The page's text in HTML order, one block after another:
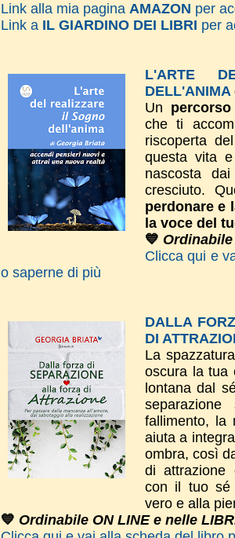
Link alla mia pagina AMAZON per
Link a IL GIARDINO DEI LIBRI per
L'ARTE
DELL'ANIMA
Un
che ti
riscoperta
questa vita
nascosta
cresciuto.
perdonare e
la voce del
💙 Ordinabile
Clicca qui e
o saperne di più
DALLA
DI
La
oscura la tua
lontana dal
fallimento, la
aiuta a
ombra, così
di attrazione
con il tuo sé
vero e alla
💙 Ordinabile ON LINE e nelle